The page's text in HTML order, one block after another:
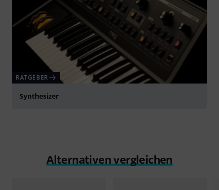
RATGEBER
Synthesizer
Alternativen vergleichen